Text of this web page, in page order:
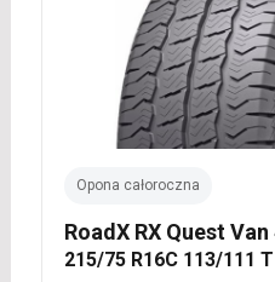
Opona całoroczna
RoadX RX Quest Van
215/75 R16C 113/111 T